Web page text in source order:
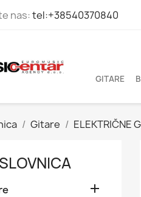
nas:tel:+38540370840
GITARE
Gitare ELEKTRIČNE
